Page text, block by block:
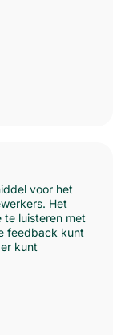
voor het
Het
te luisteren met
feedback kunt
kunt